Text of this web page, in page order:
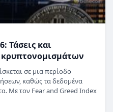
Τάσεις και
σε μια περίοδο
καθώς τα δεδομένα
Με τον Fear and Greed Index